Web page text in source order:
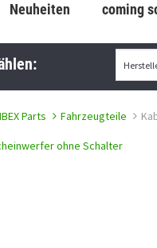
Neuheiten coming
IBEX Parts Fahrzeugteile